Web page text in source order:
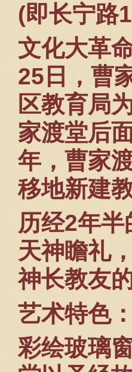
(即长宁路
文化大革
25 日，曹
区教育局
家渡堂后
年，曹家
移地新建
历经2年半
天神瞻礼
神长教友
艺术特色：
彩绘玻璃